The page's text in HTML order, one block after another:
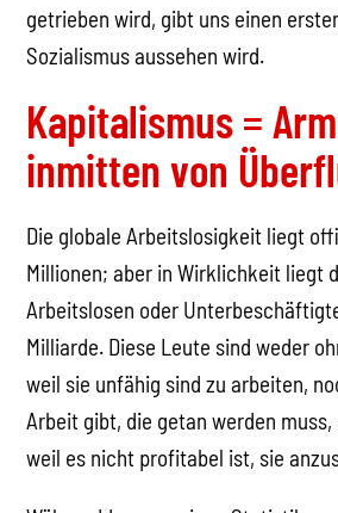
getrieben wird, gibt uns einen
Sozialismus aussehen wird.
Kapitalismus =
inmitten von
Die globale Arbeitslosigkeit liegt
Millionen; aber in Wirklichkeit liegt
Arbeitslosen oder
Milliarde. Diese Leute sind weder
weil sie unfähig sind zu arbeiten,
Arbeit gibt, die getan werden
weil es nicht profitabel ist, sie